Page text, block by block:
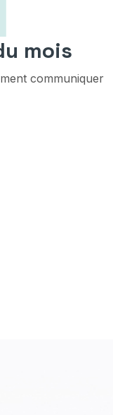
mois
communiquer